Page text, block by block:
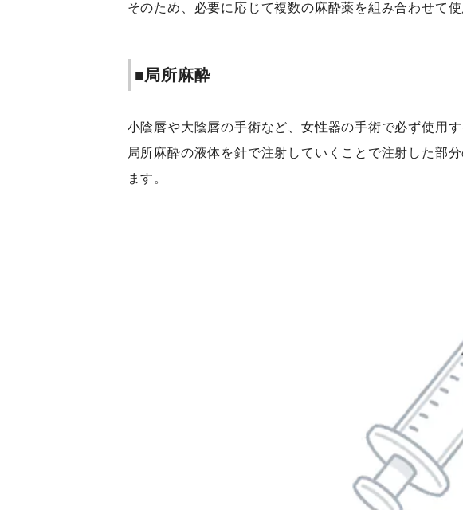
そのため、必要に応じて複数の麻酔薬を組み合わせて
■局所麻酔
小陰唇や大陰唇の手術など、女性器の手術で必ず使用す
局所麻酔の液体を針で注射していくことで注射した部
ます。